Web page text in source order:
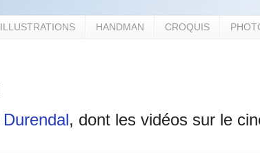
ILLUSTRATIONS HANDMAN CROQUIS
Durendal, dont les vidéos sur le